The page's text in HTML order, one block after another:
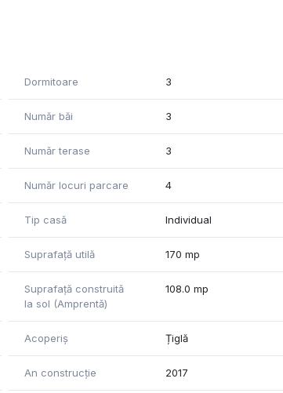
dotata premium.
Dormitoare 3
Număr băi 3
Număr terase 3
Număr locuri parcare 4
Tip casă Individual
Suprafață utilă 170 mp
Suprafață construită
la sol (Amprentă)
108.0 mp
Acoperiș Țiglă
An construcție 2017